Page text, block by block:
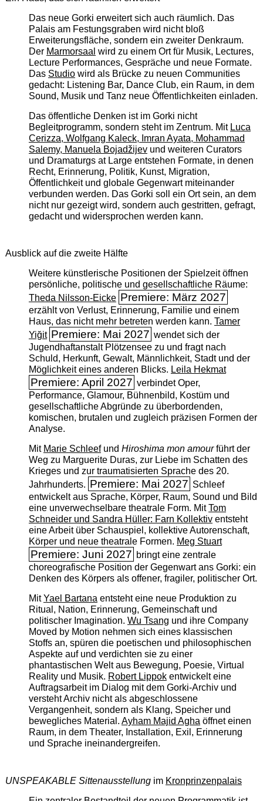
Das neue Gorki erweitert sich auch räumlich. Das
Palais am Festungsgraben wird nicht bloß
Erweiterungsfläche, sondern ein zweiter Denkraum.
Der Marmorsaal wird zu einem Ort für Musik, Lectures,
Lecture Performances, Gespräche und neue Formate.
Das Studiowird als Brücke zu neuen Communities
gedacht: Listening Bar, Dance Club, ein Raum, in dem
Sound, Musik und Tanz neue Öffentlichkeiten einladen.
Das öffentliche Denken ist im Gorki nicht
Begleitprogramm, sondern steht im Zentrum. Mit Luca
Cerizza, Wolfgang Kaleck, Imran Ayata, Mohammad
Salemy, Manuela Bojadžijevund weiteren Curators
und Dramaturgs at Large entstehen Formate, in denen
Recht, Erinnerung, Politik, Kunst, Migration,
Öffentlichkeit und globale Gegenwart miteinander
verbunden werden. Das Gorki soll ein Ort sein, an dem
nicht nur gezeigt wird, sondern auch gestritten, gefragt,
gedacht und widersprochen werden kann.
Ausblick auf die zweite Hälfte
Weitere künstlerische Positionen der Spielzeit öffnen
persönliche, politische und gesellschaftliche Räume:
Theda Nilsson-Eicke Premiere: März 2027
erzählt von Verlust, Erinnerung, Familie und einem
Haus, das nicht mehr betreten werden kann. Tamer
Yiğit Premiere: Mai 2027 wendet sich der
Jugendhaftanstalt Plötzensee zu und fragt nach
Schuld, Herkunft, Gewalt, Männlichkeit, Stadt und der
Möglichkeit eines anderen Blicks. Leila Hekmat
Premiere: April 2027 verbindet Oper,
Performance, Glamour, Bühnenbild, Kostüm und
gesellschaftliche Abgründe zu überbordenden,
komischen, brutalen und zugleich präzisen Formen der
Analyse.
Mit Marie Schleefund Hiroshima mon amourführt der
Weg zu Marguerite Duras, zur Liebe im Schatten des
Krieges und zur traumatisierten Sprache des 20.
Jahrhunderts. Premiere: Mai 2027 Schleef
entwickelt aus Sprache, Körper, Raum, Sound und Bild
eine unverwechselbare theatrale Form. MitTom
Schneider und Sandra Hüller: Farn Kollektiventsteht
eine Arbeit über Schauspiel, kollektive Autorenschaft,
Körper und neue theatrale Formen. Meg Stuart
Premiere: Juni 2027 bringt eine zentrale
choreografische Position der Gegenwart ans Gorki: ein
Denken des Körpers als offener, fragiler, politischer Ort.
MitYael Bartanaentsteht eine neue Produktion zu
Ritual, Nation, Erinnerung, Gemeinschaft und
politischer Imagination. Wu Tsang und ihre Company
Moved by Motion nehmen sich eines klassischen
Stoffs an, spüren die poetischen und philosophischen
Aspekte auf und verdichten sie zu einer
phantastischen Welt aus Bewegung, Poesie, Virtual
Reality und Musik. Robert Lippokentwickelt eine
Auftragsarbeit im Dialog mit dem Gorki-Archiv und
versteht Archiv nicht als abgeschlossene
Vergangenheit, sondern als Klang, Speicher und
bewegliches Material. Ayham Majid Aghaöffnet einen
Raum, in dem Theater, Installation, Exil, Erinnerung
und Sprache ineinandergreifen.
UNSPEAKABLE Sittenausstellungim Kronprinzenpalais